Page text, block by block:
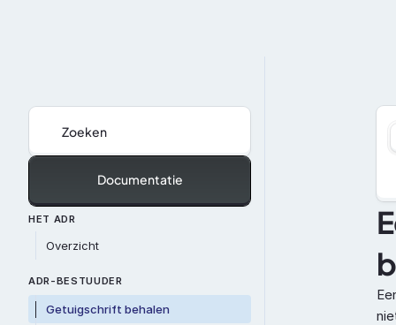
Zoeken
Documentatie
HET ADR
Overzicht
ADR-BESTUUDER
Getuigschrift behalen